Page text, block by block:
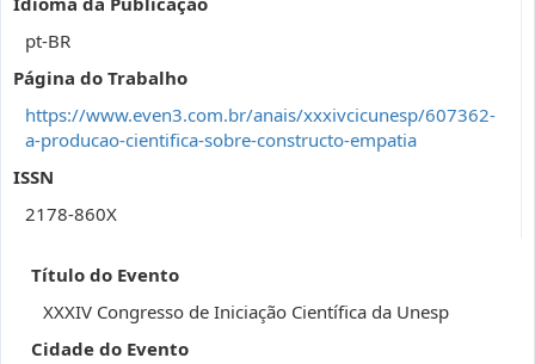
pt-BR
Página do Trabalho
https://www.even3.com.br/anais/xxxivcicunesp/607362-
a-producao-cientifica-sobre-constructo-empatia
ISSN
2178-860X
Título do Evento
XXXIV Congresso de Iniciação Científica da Unesp
Cidade do Evento